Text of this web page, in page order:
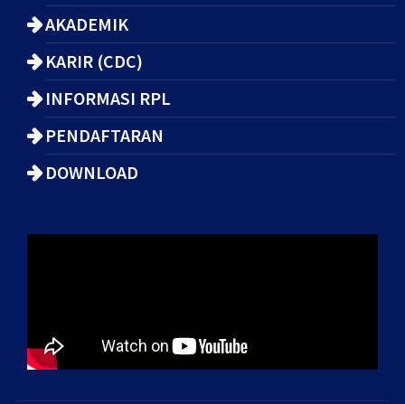
AKADEMIK
KARIR (CDC)
INFORMASI RPL
PENDAFTARAN
DOWNLOAD